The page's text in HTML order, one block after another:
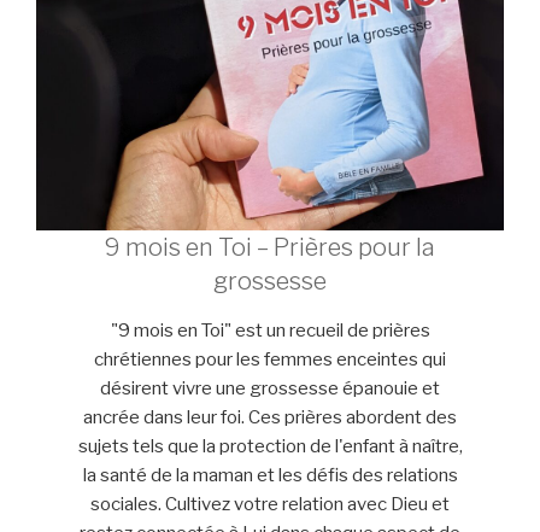
9 mois en Toi – Prières pour la
grossesse
"9 mois en Toi" est un recueil de prières
chrétiennes pour les femmes enceintes qui
désirent vivre une grossesse épanouie et
ancrée dans leur foi. Ces prières abordent des
sujets tels que la protection de l'enfant à naître,
la santé de la maman et les défis des relations
sociales. Cultivez votre relation avec Dieu et